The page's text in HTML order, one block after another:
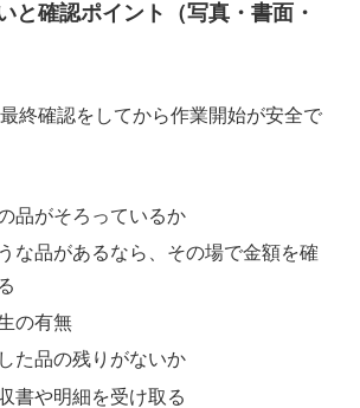
と確認ポイント（写真・書面・
終確認をしてから作業開始が安全で
品がそろっているか
な品があるなら、その場で金額を確
の有無
た品の残りがないか
書や明細を受け取る